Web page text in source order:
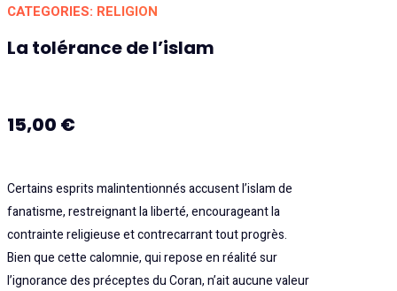
CATEGORIES: RELIGION
La tolérance de l’islam
15,00 €
Certains esprits malintentionnés accusent l’islam de
fanatisme, restreignant la liberté, encourageant la
contrainte religieuse et contrecarrant tout progrès.
Bien que cette calomnie, qui repose en réalité sur
l’ignorance des préceptes du Coran, n’ait aucune valeur